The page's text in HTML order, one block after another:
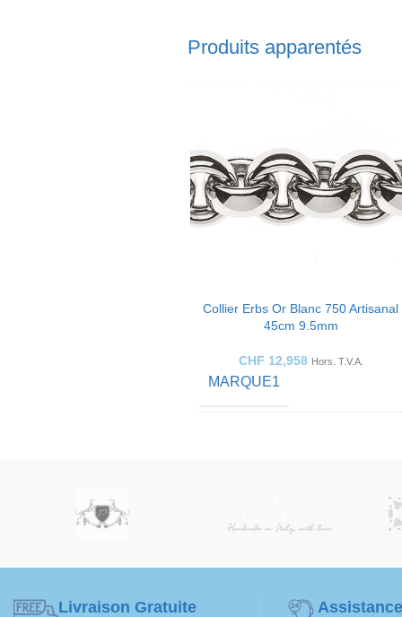
Produits apparentés
Collier Erbs Or Blanc 750 Artisanal
45cm 9.5mm
CHF 12,958 Hors. T.V.A.
MARQUE1
Collier
Livraison Gratuite